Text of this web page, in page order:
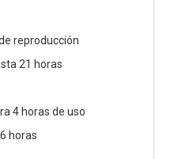
reproducción
21 horas
4 horas de uso
horas